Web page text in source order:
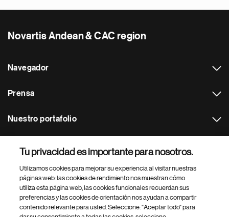
Novartis Andean & CAC region
Navegador
Prensa
Nuestro portafolio
Footer Site Search
Tu privacidad es importante para nosotros.
Utilizamos cookies para mejorar su experiencia al visitar nuestras
páginas web: las cookies de rendimiento nos muestran cómo
utiliza esta página web, las cookies funcionales recuerdan sus
preferencias y las cookies de orientación nos ayudan a compartir
contenido relevante para usted. Seleccione: "Aceptar todo" para